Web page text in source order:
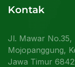
Kontak
Jl. Mawar No.35,
Mojopanggung,
Jawa Timur